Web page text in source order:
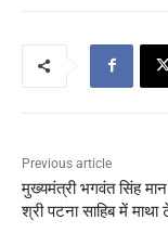
Previous article
मुख्यमंत्री भगवंत सिंह
श्री पटना साहिब में माथा